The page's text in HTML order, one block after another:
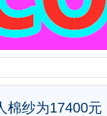
棉纱为17400元